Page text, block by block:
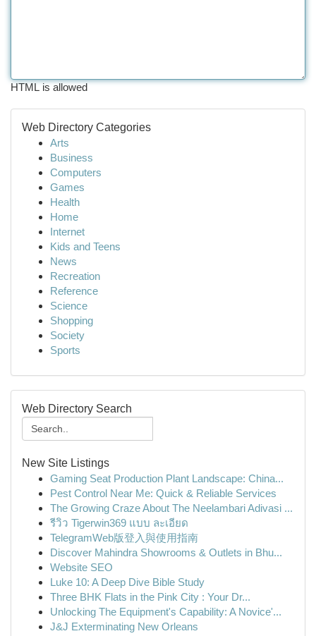
HTML is allowed
Web Directory Categories
Arts
Business
Computers
Games
Health
Home
Internet
Kids and Teens
News
Recreation
Reference
Science
Shopping
Society
Sports
Web Directory Search
New Site Listings
Gaming Seat Production Plant Landscape: China...
Pest Control Near Me: Quick & Reliable Services
The Growing Craze About The Neelambari Adivasi ...
รีวิว Tigerwin369 แบบ ละเอียด
TelegramWeb版登入與使用指南
Discover Mahindra Showrooms & Outlets in Bhu...
Website SEO
Luke 10: A Deep Dive Bible Study
Three BHK Flats in the Pink City : Your Dr...
Unlocking The Equipment's Capability: A Novice'...
J&J Exterminating New Orleans